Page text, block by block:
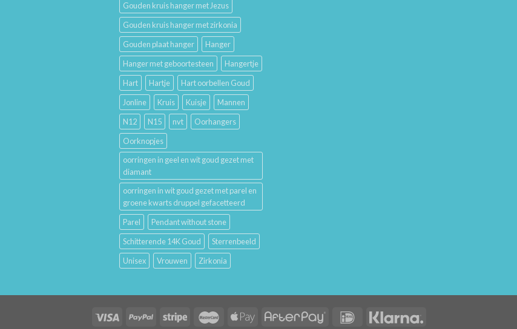
Gouden kruis hanger met Jezus
Gouden kruis hanger met zirkonia
Gouden plaat hanger
Hanger
Hanger met geboortesteen
Hangertje
Hart
Hartje
Hart oorbellen Goud
Jonline
Kruis Kuisje
Mannen
N12
N15 nvt
Oorhangers
Oorknopjes
oorringen in geel en wit goud gezet met
diamant
oorringen in wit goud gezet met parel en
groene kwarts druppel gefacetteerd
Parel
Pendant without stone
Schitterende 14K Goud
Sterrenbeeld
Unisex
Vrouwen Zirkonia